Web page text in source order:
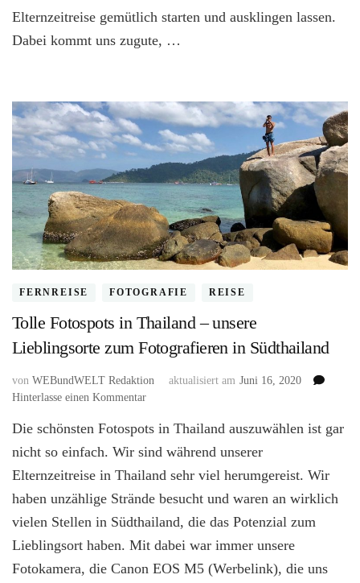
Elternzeitreise gemütlich starten und ausklingen lassen.
Dabei kommt uns zugute, …
FERNREISE FOTOGRAFIE REISE
Tolle Fotospots in Thailand – unsere
Lieblingsorte zum Fotografieren in Südthailand
von WEBundWELT Redaktion aktualisiert am Juni 16, 2020
Hinterlasse einen Kommentarzu
Fotospots
in
–
unsere
Lieblingsorte
Fotografieren
in
Die schönsten Fotospots in Thailand auszuwählen ist gar
nicht so einfach. Wir sind während unserer
Elternzeitreise in Thailand sehr viel herumgereist. Wir
haben unzählige Strände besucht und waren an wirklich
vielen Stellen in Südthailand, die das Potenzial zum
Lieblingsort haben. Mit dabei war immer unsere
Fotokamera, die Canon EOS M5 (Werbelink), die uns